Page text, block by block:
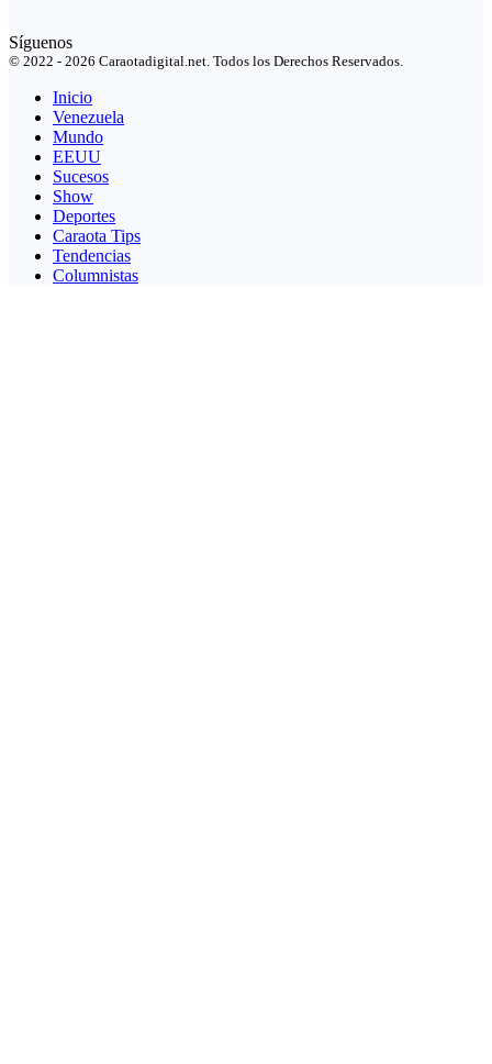
Síguenos
© 2022 - 2026 Caraotadigital.net. Todos los Derechos Reservados.
Inicio
Venezuela
Mundo
EEUU
Sucesos
Show
Deportes
Caraota Tips
Tendencias
Columnistas